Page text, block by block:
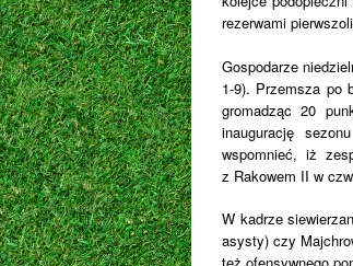
rezerwami
Gospodarze
1-9). Przemsza po
gromadząc 20
inaugurację
wspomnieć, iż
z Rakowem II w
W kadrze
asysty) czy